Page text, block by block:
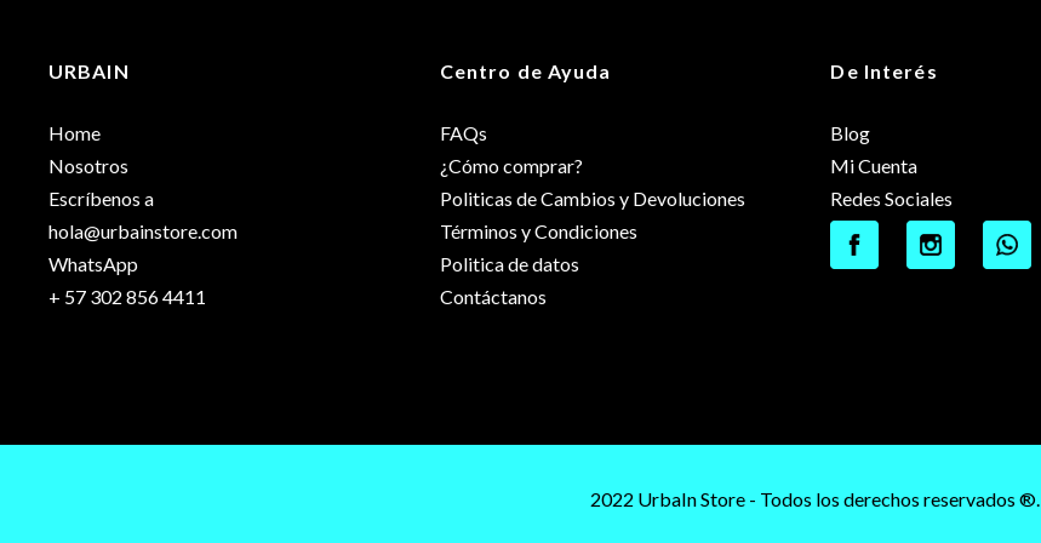
URBAIN
Home
Nosotros
Escríbenos a
hola@urbainstore.com
WhatsApp
+ 57 302 856 4411
Centro de Ayuda
FAQs
¿Cómo comprar?
Politicas de Cambios y Devoluciones
Términos y Condiciones
Politica de datos
Contáctanos
De Interés
Blog
Mi Cuenta
Redes Sociales
2022 UrbaIn Store - Todos los derechos reservados ®.